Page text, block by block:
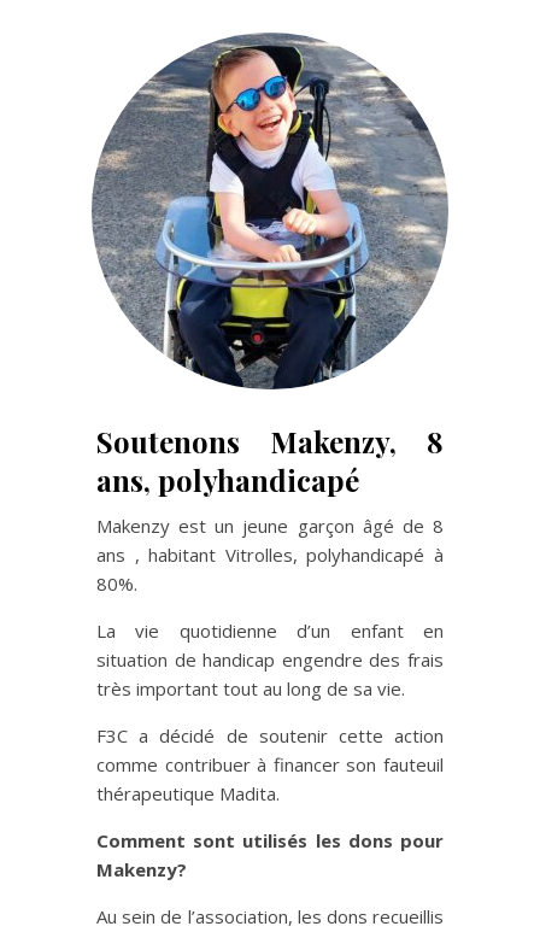
Soutenons Makenzy, 8
ans, polyhandicapé
Makenzy est un jeune garçon âgé de 8
ans , habitant Vitrolles, polyhandicapé à
80%.
La vie quotidienne d’un enfant en
situation de handicap engendre des frais
très important tout au long de sa vie.
F3C a décidé de soutenir cette action
comme contribuer à financer son fauteuil
thérapeutique Madita.
Comment sont utilisés les dons pour
Makenzy?
Au sein de l’association, les dons recueillis